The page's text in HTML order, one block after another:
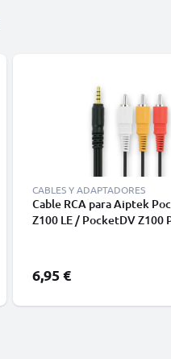
CABLES Y ADAPTADORES
Cable RCA para Aiptek
Z100 LE / PocketDV Z100
Cable de Audio y Video
para TV, DVD, Blu-Ray,
6,95 €